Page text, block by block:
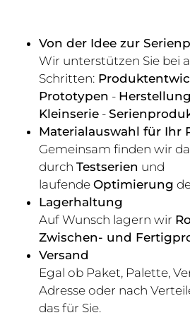
Von der Idee zur
Wir unterstützen Sie bei
Schritten:
Prototypen -
Kleinserie -
Materialauswahl für Ihr
Gemeinsam finden wir
durch Testserien und
laufende Optimierung
Lagerhaltung
Auf Wunsch lagern wir
Zwischen- und
Versand
Egal ob Paket, Palette,
Adresse oder nach
das für Sie.